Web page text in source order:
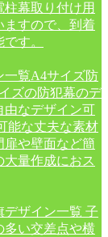
幕取り付け用
ますので、到着
す。
一覧A4サイズ防
ズの防犯幕のデ
由なデザイン可
能な丈夫な素材
扉や壁面など簡
量作成におス
デザイン一覧 子
多い交差点や横